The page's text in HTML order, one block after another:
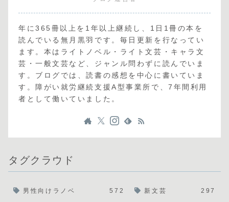
年に365冊以上を1年以上継続し、1日1冊の本を
読んでいる無月黒羽です。毎日更新を行なってい
ます。本はライトノベル・ライト文芸・キャラ文
芸・一般文芸など、ジャンル問わずに読んでいま
す。ブログでは、読書の感想を中心に書いていま
す。障がい就労継続支援A型事業所で、7年間利用
者として働いていました。
タグクラウド
男性向けラノベ 572 新文芸 297